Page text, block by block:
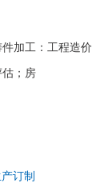
加工：工程造价
；房
订制